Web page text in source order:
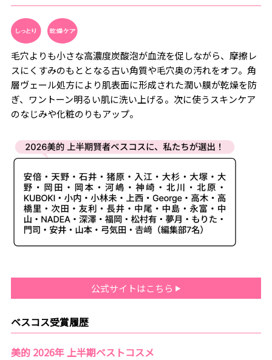
毛穴よりも小さな高濃度炭酸泡が血流を促しながら、摩擦レ
スにくすみのもととなる古い角質や毛穴奥の汚れをオフ。角
層ヴェール処方により肌表面に形成された潤い膜が乾燥を防
ぎ、ワントーン明るい肌に洗い上げる。次に使うスキンケア
のなじみや化粧のりもアップ。
公式サイトはこちら
ベスコス受賞履歴
美的 2026年 上半期ベストコスメ